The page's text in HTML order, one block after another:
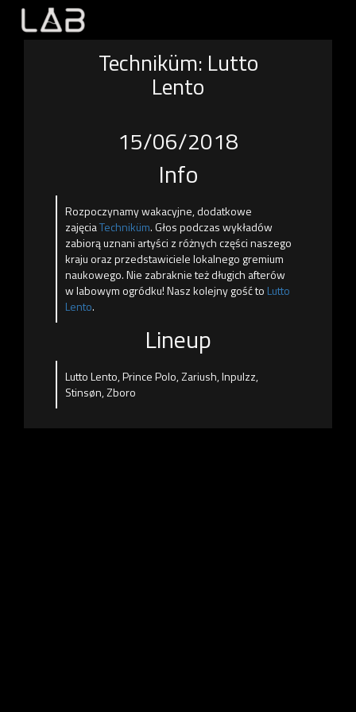
Techniküm: Lutto
Lento
15/06/2018
Info
Rozpoczynamy wakacyjne, dodatkowe
zajęciaTechniküm. Głos podczas wykładów
zabiorą uznani artyści z różnych części naszego
kraju oraz przedstawiciele lokalnego gremium
naukowego. Nie zabraknie też długich afterów
w labowym ogródku! Nasz kolejny gość to Lutto
Lento.
Lineup
Lutto Lento, Prince Polo, Zariush, Inpulzz,
Stinsøn, Zboro